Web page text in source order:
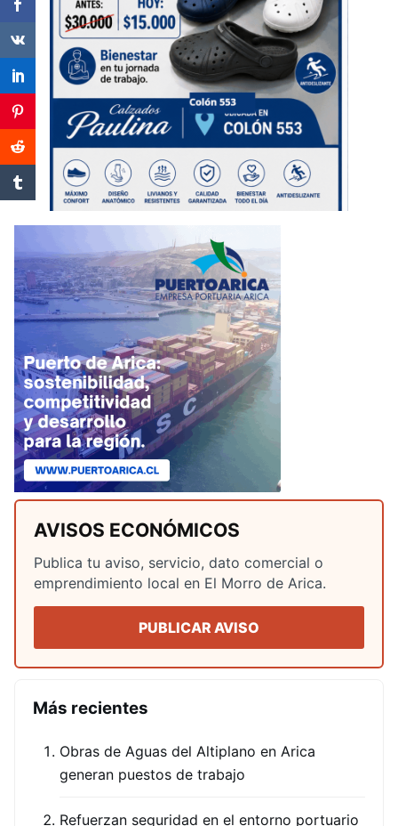
AVISOS ECONÓMICOS
Publica tu aviso, servicio, dato comercial o
emprendimiento local en El Morro de Arica.
PUBLICAR AVISO
Más recientes
Obras de Aguas del Altiplano en Arica
generan puestos de trabajo
Refuerzan seguridad en el entorno portuario